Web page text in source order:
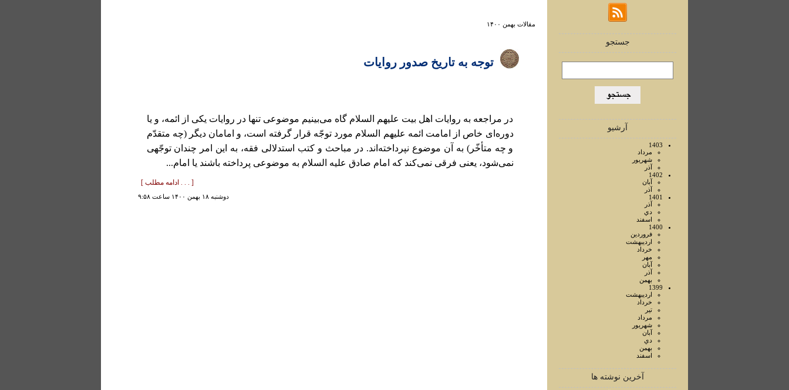
جستجو
آرشیو
1403
مرداد
شهريور
آذر
1402
آبان
آذر
1401
آذر
دي
اسفند
1400
فروردين
ارديبهشت
خرداد
مهر
آبان
آذر
بهمن
1399
ارديبهشت
خرداد
تير
مرداد
شهريور
آبان
دي
بهمن
اسفند
آخرین نوشته ها
مقالات بهمن ۱۴۰۰
توجه به تاریخ صدور روایات
در مراجعه به روایات اهل بیت علیهم السلام گاه می‌بینیم موضوعی تنها در روایات یکی از ائمه، و یا
دوره‌ای خاص از امامت ائمه علیهم السلام مورد توجّه قرار گرفته است، و امامان دیگر (چه متقدّم
و چه متأخّر) به آن موضوع نپرداخته‌اند. در مباحث و کتب استدلالی فقه، به این امر چندان توجّهی
نمی‌شود، یعنی فرقی نمی‌کند که امام صادق علیه السلام به موضوعی پرداخته باشند یا امام...
[ . . . ادامه مطلب ]
دوشنبه ۱۸ بهمن ۱۴۰۰ ساعت ۹:۵۸